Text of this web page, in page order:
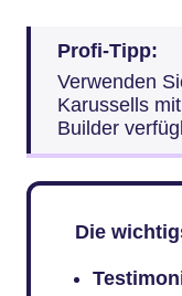
Profi-Tipp:
Verwenden
Karussells
Builder
Die